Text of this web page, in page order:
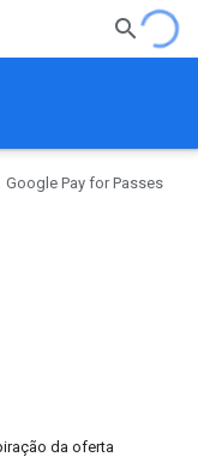
Google Pay for Passes
da oferta